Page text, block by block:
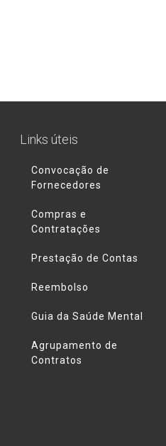
Links úteis
Convocação de
Fornecedores
Compras e
Contratações
Prestação de Contas
Reembolso
Guia da Saúde Mental
Agrupamento de
Contratos